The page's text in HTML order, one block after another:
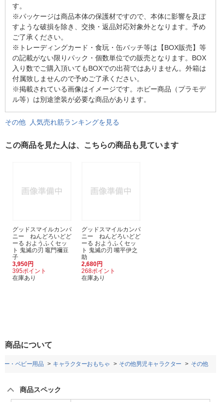
す。
※パッケージは商品本体の保護材ですので、本体に影響を及ぼ
すような破損を除き、交換・返品対応対象外となります。予め
ご了承ください。
※トレーディングカード・食玩・缶バッチ等は【BOX販売】等
の記載がない限りパック・個数単位での販売となります。BOX
入り数でご購入頂いてもBOXでの出荷ではありません。外箱は
付属致しませんので予めご了承ください。
※掲載されている画像はイメージです。ホビー商品（プラモデ
ル等）は別途塗装が必要な商品があります。
その他 人気売れ筋ランキングを見る
この商品を見た人は、こちらの商品も見ています
グッドスマイルカンパ
ニー ねんどろいどど
ーる おようふくセッ
ト 鬼滅の刃 竈門禰豆
子
3,950円
395ポイント
在庫あり
グッドスマイルカンパ
ニー ねんどろいどど
ーる おようふくセッ
ト 鬼滅の刃 嘴平伊之
助
2,680円
268ポイント
在庫あり
商品について
ー・ベビー用品 キャラクターおもちゃ その他男児キャラクター その他
商品スペック